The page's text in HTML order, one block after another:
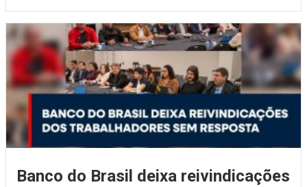
Banco do Brasil deixa reivindicações